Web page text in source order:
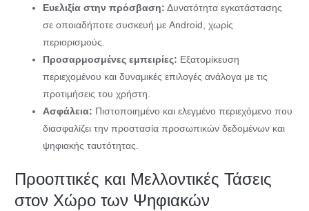
Ευελιξία στην πρόσβαση: Δυνατότητα εγκατάστασης
σε οποιαδήποτε συσκευή με Android, χωρίς
περιορισμούς.
Προσαρμοσμένες εμπειρίες: Εξατομίκευση
περιεχομένου και δυναμικές επιλογές ανάλογα με τις
προτιμήσεις του χρήστη.
Ασφάλεια: Πιστοποιημένο και ελεγμένο περιεχόμενο που
διασφαλίζει την προστασία προσωπικών δεδομένων και
ψηφιακής ταυτότητας.
Προοπτικές και Μελλοντικές Τάσεις
στον Χώρο των Ψηφιακών